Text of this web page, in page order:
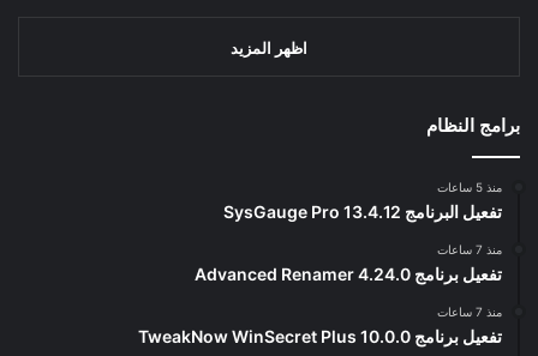
اظهر المزيد
برامج النظام
منذ 5 ساعات
تفعيل البرنامج 13.4.12 SysGauge Pro
منذ 7 ساعات
تفعيل برنامج Advanced Renamer 4.24.0
منذ 7 ساعات
تفعيل برنامج TweakNow WinSecret Plus 10.0.0